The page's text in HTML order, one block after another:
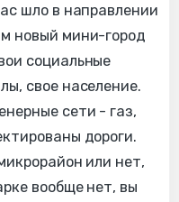
шло в направлении
новый мини-город
социальные
свое население.
сети - газ,
дороги.
или нет,
вообще нет, вы